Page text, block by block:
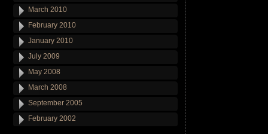
March 2010
February 2010
January 2010
July 2009
May 2008
March 2008
September 2005
February 2002